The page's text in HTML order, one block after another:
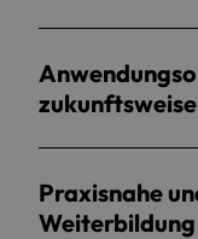
Praxisnahe
Weiterbildung